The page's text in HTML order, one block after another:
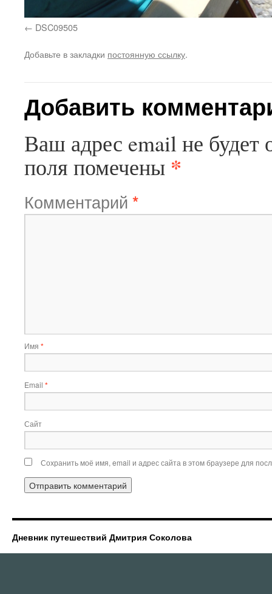
DSC09505
Добавьте в закладки постоянную ссылку.
Добавить
Ваш адрес email не будет
поля помечены *
Комментарий *
Имя *
Email *
Сайт
Сохранить моё имя, email и адрес сайта в этом браузере для
Дневник путешествий Дмитрия Соколова